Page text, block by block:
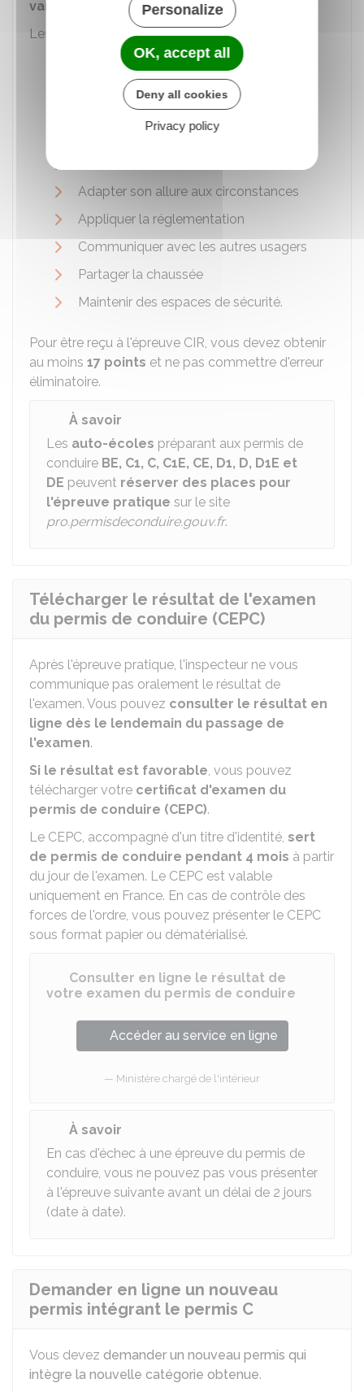
variés
Les
compétencessuivantes sont évaluées :
Savoir s'installer et assurer la sécurité à
Autonomie et la conscience du risque
Connaître et utiliser les commandes
Adapter son allure aux circonstances
Appliquer la réglementation
Communiquer avec les autres usagers
Partager la chaussée
Maintenir des espaces de sécurité.
Pour être reçu à l'épreuve CIR, vous devez obtenir
au moins 17 points et ne pas commettre d'erreur
éliminatoire.
À savoir
Les auto-écoles préparant aux permis de
conduire BE, C1, C, C1E, CE, D1, D, D1E et
DE peuvent réserver des places pour
l'épreuve pratique sur le site
pro.permisdeconduire.gouv.fr.
Télécharger le résultat de l'examen
du permis de conduire (CEPC)
Après l'épreuve pratique, l'inspecteur ne vous
communique pas oralement le résultat de
l'examen. Vous pouvez consulter le résultat en
ligne dès le lendemain du passage de
l'examen.
Si le résultat est favorable, vous pouvez
télécharger votre certificat d'examen du
permis de conduire (CEPC).
Le CEPC, accompagné d'un titre d'identité, sert
de permis de conduire pendant 4 mois à partir
du jour de l'examen. Le CEPC est valable
uniquement en France. En cas de contrôle des
forces de l'ordre, vous pouvez présenter le CEPC
sous format papier ou dématérialisé.
Consulter en ligne le résultat de
votre examen du permis de conduire
Accéder au service en ligne
Ministère chargé de l'intérieur
À savoir
En cas d'échec à une épreuve du permis de
conduire, vous ne pouvez pas vous présenter
à l'épreuve suivante avant un délai de 2 jours
(date à date).
Demander en ligne un nouveau
permis intégrant le permis C
Vous devez demander un nouveau permis qui
intègre la nouvelle catégorie obtenue.
Personalize
OK, accept all
Deny all cookies
Privacy policy